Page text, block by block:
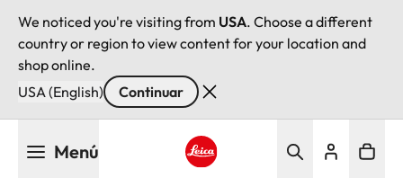
We noticed you're visiting from USA. Choose a different
country or region to view content for your location and
shop online.
USA (English)
Continuar
Menú